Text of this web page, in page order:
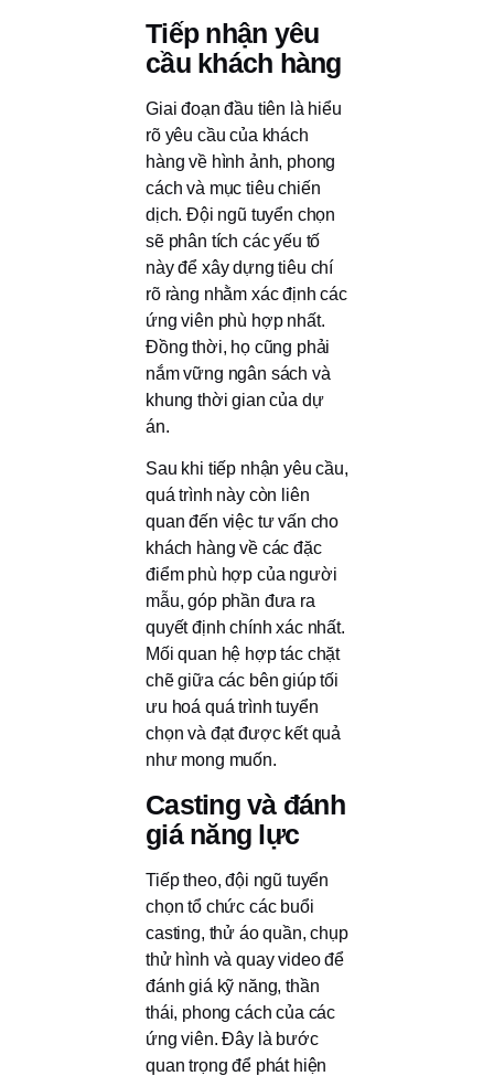
Tiếp nhận yêu
cầu khách hàng
Giai đoạn đầu tiên là hiểu
rõ yêu cầu của khách
hàng về hình ảnh, phong
cách và mục tiêu chiến
dịch. Đội ngũ tuyển chọn
sẽ phân tích các yếu tố
này để xây dựng tiêu chí
rõ ràng nhằm xác định các
ứng viên phù hợp nhất.
Đồng thời, họ cũng phải
nắm vững ngân sách và
khung thời gian của dự
án.
Sau khi tiếp nhận yêu cầu,
quá trình này còn liên
quan đến việc tư vấn cho
khách hàng về các đặc
điểm phù hợp của người
mẫu, góp phần đưa ra
quyết định chính xác nhất.
Mối quan hệ hợp tác chặt
chẽ giữa các bên giúp tối
ưu hoá quá trình tuyển
chọn và đạt được kết quả
như mong muốn.
Casting và đánh
giá năng lực
Tiếp theo, đội ngũ tuyển
chọn tổ chức các buổi
casting, thử áo quần, chụp
thử hình và quay video để
đánh giá kỹ năng, thần
thái, phong cách của các
ứng viên. Đây là bước
quan trọng để phát hiện